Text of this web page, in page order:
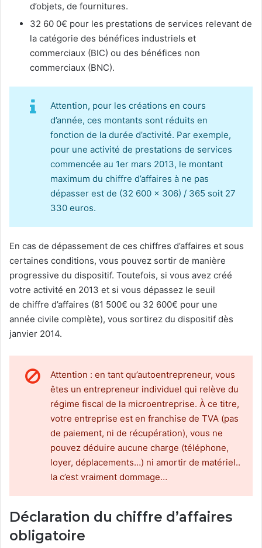
d’objets, de fournitures.
32 60 0€ pour les prestations de services relevant de
la catégorie des bénéfices industriels et
commerciaux (BIC) ou des bénéfices non
commerciaux (BNC).
Attention, pour les créations en cours
d’année, ces montants sont réduits en
fonction de la durée d’activité. Par exemple,
pour une activité de prestations de services
commencée au 1er mars 2013, le montant
maximum du chiffre d’affaires à ne pas
dépasser est de (32 600 x 306) / 365 soit 27
330 euros.
En cas de dépassement de ces chiffres d’affaires et sous
certaines conditions, vous pouvez sortir de manière
progressive du dispositif. Toutefois, si vous avez créé
votre activité en 2013 et si vous dépassez le seuil
de chiffre d’affaires (81 500€ ou 32 600€ pour une
année civile complète), vous sortirez du dispositif dès
janvier 2014.
Attention : en tant qu’autoentrepreneur, vous
êtes un entrepreneur individuel qui relève du
régime fiscal de la microentreprise. À ce titre,
votre entreprise est en franchise de TVA (pas
de paiement, ni de récupération), vous ne
pouvez déduire aucune charge (téléphone,
loyer, déplacements…) ni amortir de matériel..
la c’est vraiment dommage…
Déclaration du chiffre d’affaires
obligatoire